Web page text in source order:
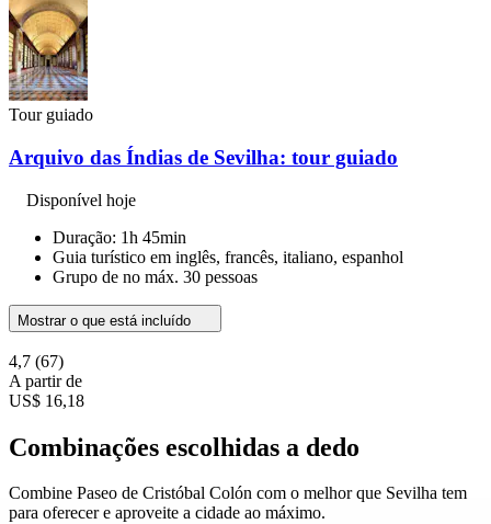
Tour guiado
Arquivo das Índias de Sevilha: tour guiado
Disponível hoje
Duração: 1h 45min
Guia turístico em inglês, francês, italiano, espanhol
Grupo de no máx. 30 pessoas
Mostrar o que está incluído
4,7 (67)
A partir de
US$ 16,18
Combinações escolhidas a dedo
Combine Paseo de Cristóbal Colón com o melhor que Sevilha tem
para oferecer e aproveite a cidade ao máximo.